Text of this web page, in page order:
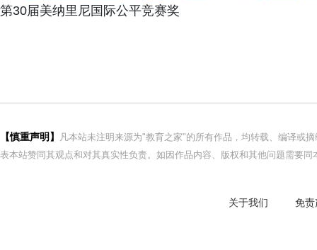
第30届美纳里尼国际公平竞赛奖
【慎重声明】
凡本站未注明来源为"教育之家"的所有作品，均转载、编译或
表本站赞同其观点和对其真实性负责。如因作品内容、版权和其他问题需要
关于我们 免责